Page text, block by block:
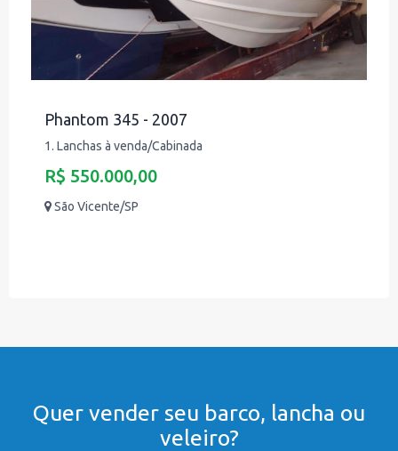
Phantom 345 - 2007
1. Lanchas à venda/Cabinada
R$ 550.000,00
São Vicente/SP
Quer vender seu barco, lancha ou
veleiro?